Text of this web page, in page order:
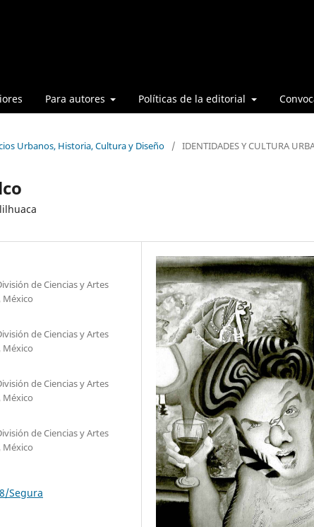
Para autores Políticas de la editorial
Urbanos, Historia, Cultura y Diseño / IDENTIDADES Y CULTURA
de Ciencias y Artes
México
de Ciencias y Artes
México
de Ciencias y Artes
México
de Ciencias y Artes
México
Segura